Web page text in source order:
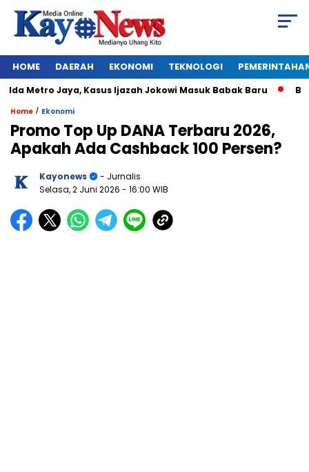
HOME DAERAH EKONOMI TEKNOLOGI
Jaya, Kasus Ijazah Jokowi Masuk Babak Baru
Home / Ekonomi
Promo Top Up DANA Terbaru 2026,
Apakah Ada Cashback 100 Persen?
Kayonews
- Jurnalis
Selasa, 2 Juni 2026 - 16:00 WIB